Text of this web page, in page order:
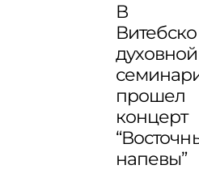
В
духовной
прошел
концерт
напевы”